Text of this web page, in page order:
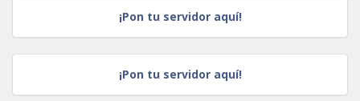
¡Pon tu servidor aquí!
¡Pon tu servidor aquí!